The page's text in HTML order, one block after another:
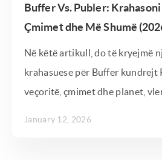
Buffer Vs. Publer:
Çmimet dhe Më Shumë
Në këtë artikull, do të kryejmë
krahasuese për Buffer kundrejt
veçoritë, çmimet dhe planet,
January 12, 2026